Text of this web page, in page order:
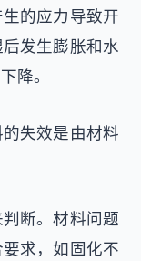
的应力导致开
发生膨胀和水
降。
失效是由材料
断。材料问题
求，如固化不